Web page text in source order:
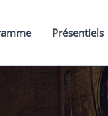
Présentiels